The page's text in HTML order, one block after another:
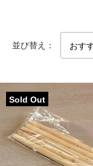
並び替え：
Sold Out